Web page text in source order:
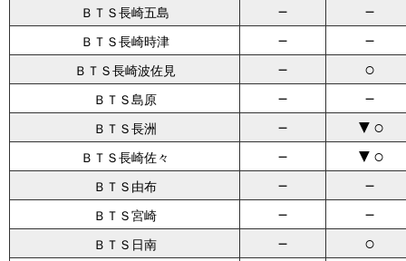
ＢＴＳ長崎五島 － －
ＢＴＳ長崎時津 － －
ＢＴＳ長崎波佐見 － ○
ＢＴＳ島原 － －
ＢＴＳ長洲 － ▼○
ＢＴＳ長崎佐々 － ▼○
ＢＴＳ由布 － －
ＢＴＳ宮崎 － －
ＢＴＳ日南 － ○